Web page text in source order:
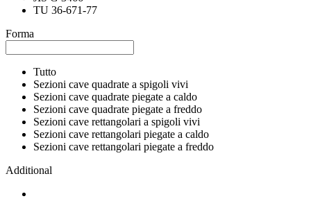
TU 36-671-77
Forma
Tutto
Sezioni cave quadrate a spigoli vivi
Sezioni cave quadrate piegate a caldo
Sezioni cave quadrate piegate a freddo
Sezioni cave rettangolari a spigoli vivi
Sezioni cave rettangolari piegate a caldo
Sezioni cave rettangolari piegate a freddo
Additional